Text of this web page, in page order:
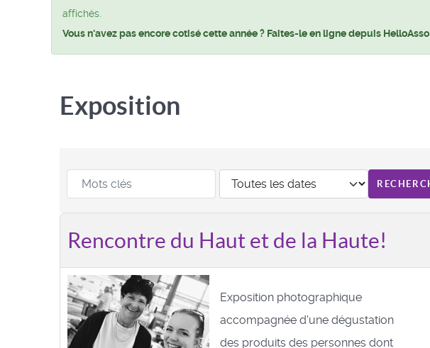
affichés.
Vous n'avez pas encore cotisé cette année ? Faites-le en ligne depuis HelloAsso
Exposition
Rencontre du Haut et de la Haute!
Exposition photographique
accompagnée d'une dégustation
des produits des personnes dont